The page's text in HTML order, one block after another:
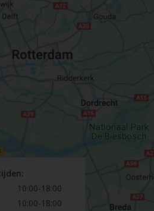
10:00-18:00
10:00-18:00